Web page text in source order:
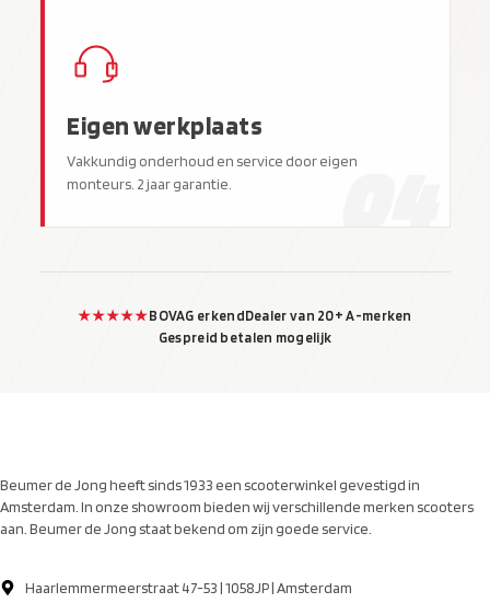
Eigen werkplaats
Vakkundig onderhoud en service door eigen
monteurs. 2 jaar garantie.
04
★★★★★BOVAG erkendDealer van 20+ A-merken
Gespreid betalen mogelijk
Beumer de Jong heeft sinds 1933 een scooterwinkel gevestigd in
Amsterdam. In onze showroom bieden wij verschillende merken scooters
aan. Beumer de Jong staat bekend om zijn goede service.
Haarlemmermeerstraat 47-53 | 1058JP | Amsterdam